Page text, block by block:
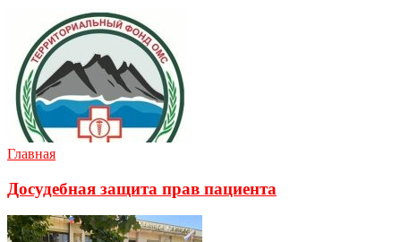
Главная
Досудебная защита прав пациента